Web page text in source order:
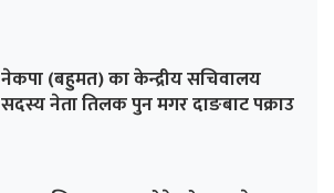
नेकपा (बहुमत) का केन्द्रीय सचिवालय
सदस्य नेता तिलक पुन मगर दाङबाट पक्राउ